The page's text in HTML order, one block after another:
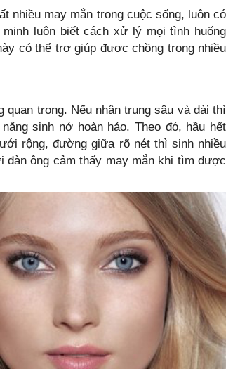
nhiều may mắn trong cuộc sống, luôn có
luôn biết cách xử lý mọi tình huống
có thể trợ giúp được chồng trong nhiều
trọng. Nếu nhân trung sâu và dài thì
sinh nở hoàn hảo. Theo đó, hầu hết
rộng, đường giữa rõ nét thì sinh nhiều
ông cảm thấy may mắn khi tìm được